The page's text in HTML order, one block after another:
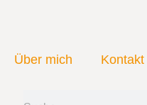
Über mich Kontakt